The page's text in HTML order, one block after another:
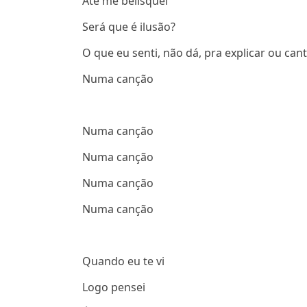
Será que é ilusão?
O que eu senti, não dá, pra explicar ou
Numa canção
Numa canção
Numa canção
Numa canção
Numa canção
Quando eu te vi
Logo pensei